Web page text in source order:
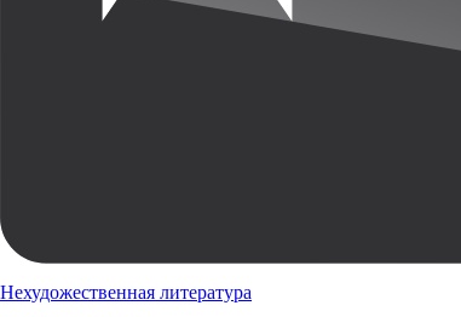
Нехудожественная литература